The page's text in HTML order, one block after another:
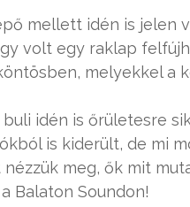
mellett idén is jelen
volt egy raklap
melyekkel a
idén is őrületesre
is kiderült, de mi
nézzük meg, ők mit
Balaton Soundon!